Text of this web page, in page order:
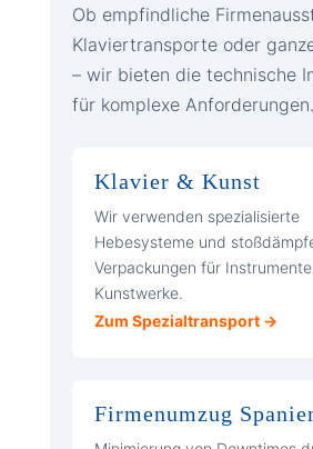
Ob empfindliche
Klaviertransporte oder
– wir bieten die technische
für komplexe Anforderungen.
Klavier & Kunst
Wir verwenden spezialisierte
Hebesysteme und
Verpackungen für
Kunstwerke.
Zum Spezialtransport →
Firmenumzug